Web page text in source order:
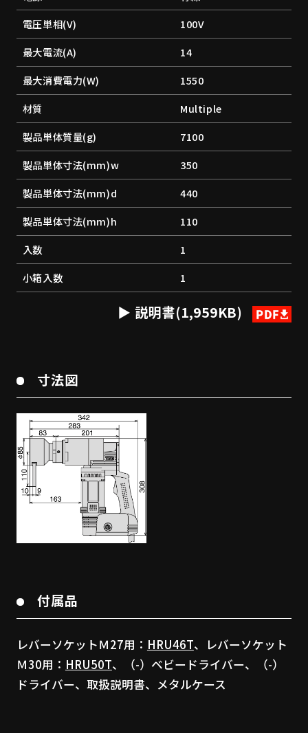
電圧単相(V)
100V
最大電流(A)
14
最大消費電力(W)
1550
材質
Multiple
製品単体質量(g)
7100
製品単体寸法(mm)w
350
製品単体寸法(mm)d
440
製品単体寸法(mm)h
110
入数
1
小箱入数
1
説明書(1,959KB)
寸法図
付属品
レバーソケットＭ27用： HRU46T、レバーソケット
Ｍ30用： HRU50T、（-）ベビードライバー、（-）
ドライバー、取扱説明書、メタルケース